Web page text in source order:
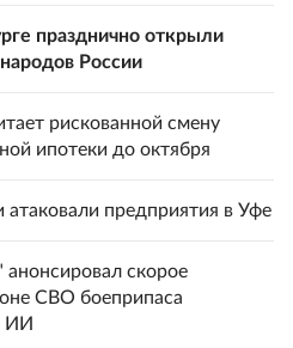
празднично открыли
России
рискованной смену
ипотеки до октября
атаковали предприятия в Уфе
скорое
СВО боеприпаса
ИИ